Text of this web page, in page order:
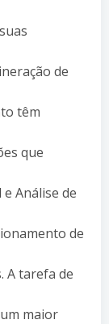
de
têm
que
Análise de
de
A tarefa de
maior